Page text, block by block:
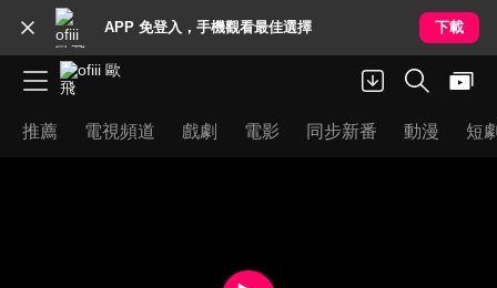
APP 免登入，手機觀看最佳選擇 下載
推薦 電視頻道 戲劇 電影 同步新番 動漫 短